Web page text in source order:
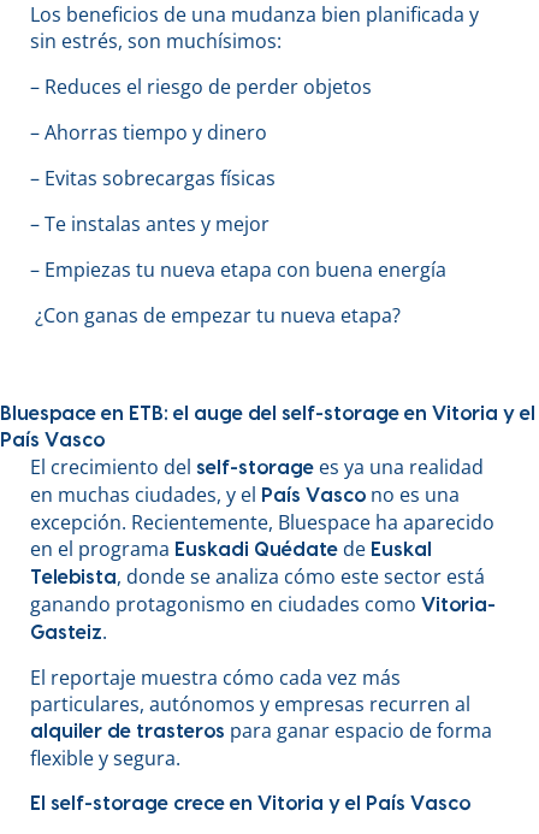
Los beneficios de una mudanza bien planificada y
sin estrés, son muchísimos:
– Reduces el riesgo de perder objetos
– Ahorras tiempo y dinero
– Evitas sobrecargas físicas
– Te instalas antes y mejor
– Empiezas tu nueva etapa con buena energía
¿Con ganas de empezar tu nueva etapa?
Bluespace en ETB: el auge del self-storage en Vitoria y el
País Vasco
El crecimiento del self-storage es ya una realidad
en muchas ciudades, y el País Vasco no es una
excepción. Recientemente, Bluespace ha aparecido
en el programa Euskadi Quédate de Euskal
Telebista, donde se analiza cómo este sector está
ganando protagonismo en ciudades como Vitoria-
Gasteiz.
El reportaje muestra cómo cada vez más
particulares, autónomos y empresas recurren al
alquiler de trasteros para ganar espacio de forma
flexible y segura.
El self-storage crece en Vitoria y el País Vasco